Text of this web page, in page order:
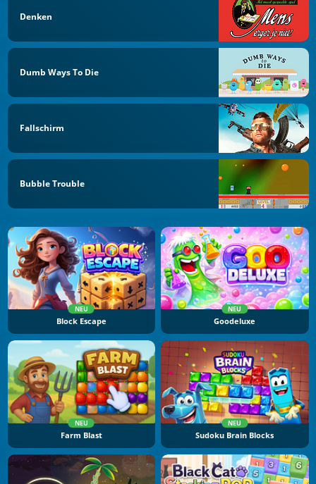
Denken
Dumb Ways To Die
Fallschirm
Bubble Trouble
NEU
Block Escape
NEU
Goodeluxe
NEU
Farm Blast
NEU
Sudoku Brain Blocks